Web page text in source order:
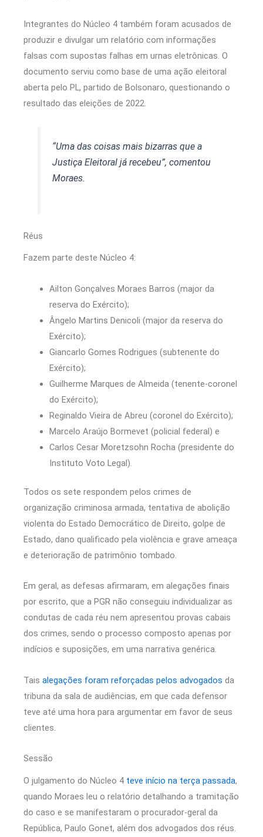
Integrantes do Núcleo 4 também foram acusados de
produzir e divulgar um relatório com informações
falsas com supostas falhas em urnas eletrônicas. O
documento serviu como base de uma ação eleitoral
aberta pelo PL, partido de Bolsonaro, questionando o
resultado das eleições de 2022.
“Uma das coisas mais bizarras que a
Justiça Eleitoral já recebeu”, comentou
Moraes.
Réus
Fazem parte deste Núcleo 4:
Ailton Gonçalves Moraes Barros (major da
reserva do Exército);
Ângelo Martins Denicoli (major da reserva do
Exército);
Giancarlo Gomes Rodrigues (subtenente do
Exército);
Guilherme Marques de Almeida (tenente-coronel
do Exército);
Reginaldo Vieira de Abreu (coronel do Exército);
Marcelo Araújo Bormevet (policial federal) e
Carlos Cesar Moretzsohn Rocha (presidente do
Instituto Voto Legal).
Todos os sete respondem pelos crimes de
organização criminosa armada, tentativa de abolição
violenta do Estado Democrático de Direito, golpe de
Estado, dano qualificado pela violência e grave ameaça
e deterioração de patrimônio tombado.
Em geral, as defesas afirmaram, em alegações finais
por escrito, que a PGR não conseguiu individualizar as
condutas de cada réu nem apresentou provas cabais
dos crimes, sendo o processo composto apenas por
indícios e suposições, em uma narrativa genérica.
Tais alegações foram reforçadas pelos advogados da
tribuna da sala de audiências, em que cada defensor
teve até uma hora para argumentar em favor de seus
clientes.
Sessão
O julgamento do Núcleo 4 teve início na terça passada,
quando Moraes leu o relatório detalhando a tramitação
do caso e se manifestaram o procurador-geral da
República, Paulo Gonet, além dos advogados dos réus.